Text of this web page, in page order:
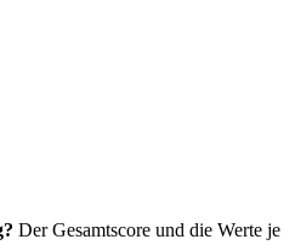
Der Gesamtscore und die Werte je